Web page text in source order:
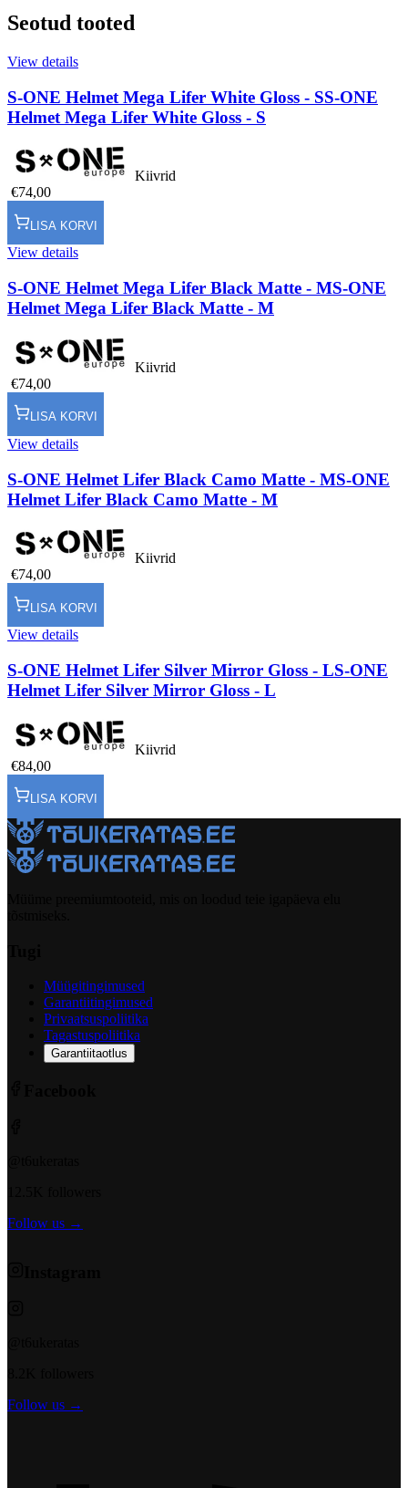
Seotud tooted
View details
S-ONE Helmet Mega Lifer White Gloss - SS-ONE
Helmet Mega Lifer White Gloss - S
Kiivrid
€74,00
LISA KORVI
View details
S-ONE Helmet Mega Lifer Black Matte - MS-ONE
Helmet Mega Lifer Black Matte - M
Kiivrid
€74,00
LISA KORVI
View details
S-ONE Helmet Lifer Black Camo Matte - MS-ONE
Helmet Lifer Black Camo Matte - M
Kiivrid
€74,00
LISA KORVI
View details
S-ONE Helmet Lifer Silver Mirror Gloss - LS-ONE
Helmet Lifer Silver Mirror Gloss - L
Kiivrid
€84,00
LISA KORVI
Müügitingimused
Garantiitingimused
Privaatsuspoliitika
Tagastuspoliitika
Garantiitaotlus
Follow us →
Follow us →